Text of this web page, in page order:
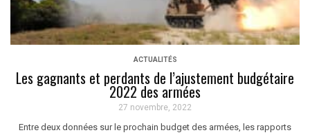
ACTUALITÉS
Les gagnants et perdants de l’ajustement budgétaire
2022 des armées
27 novembre, 2022
Entre deux données sur le prochain budget des armées, les rapports